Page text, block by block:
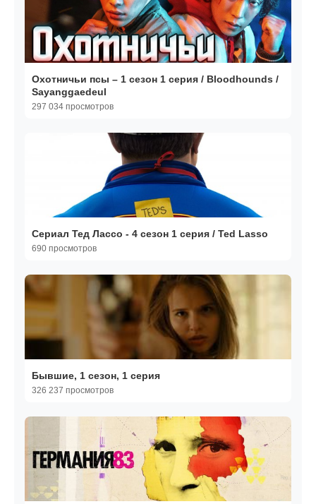
Охотничьи псы – 1 сезон 1 серия / Bloodhounds /
Sayanggaedeul
297 034 просмотров
Сериал Тед Лассо - 4 сезон 1 серия / Ted Lasso
690 просмотров
Бывшие, 1 сезон, 1 серия
326 237 просмотров